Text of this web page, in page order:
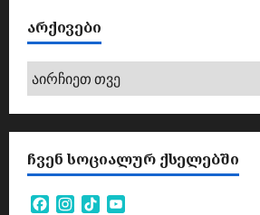
ᲐᲠᲥᲘᲕᲔᲑᲘ
არქივები
ᲩᲕᲔᲜ ᲡᲝᲪᲘᲐᲚᲣᲠ ᲥᲡᲔᲚᲔᲑᲨᲘ
Facebook
Instagram
TikTok